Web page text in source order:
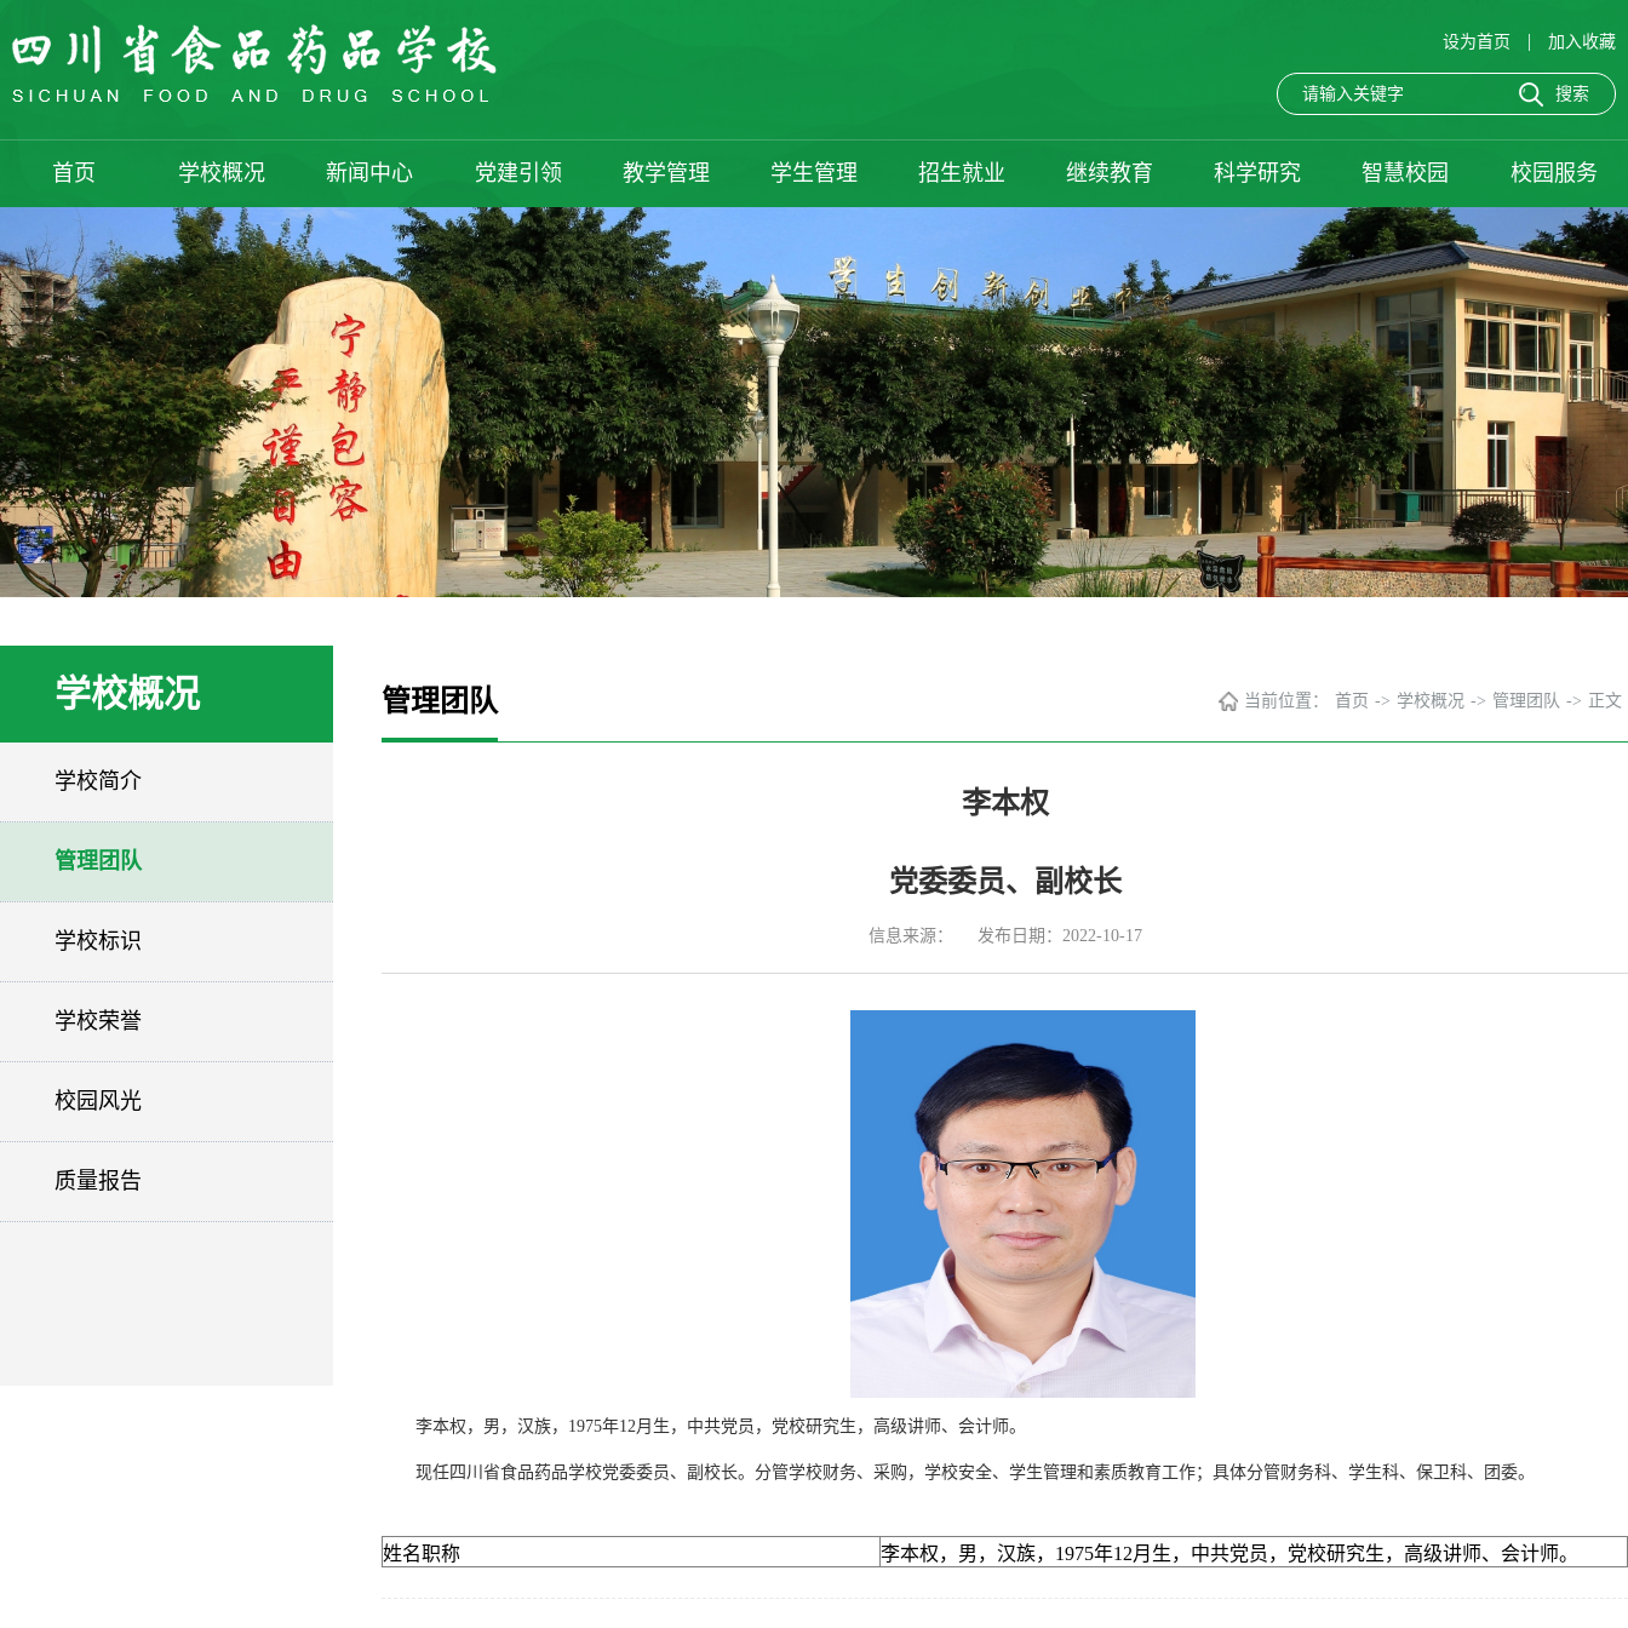
设为首页 | 加入收藏
首页 学校概况 新闻中心 党建引领 教学管理 学生管理 招生就业 继续教育 科学研究 智慧校园 校园服务
学校概况
学校简介
管理团队
学校标识
学校荣誉
校园风光
质量报告
管理团队 当前位置： 首页 -> 学校概况 -> 管理团队 -> 正文
李本权
​党委委员、副校长
信息来源： 发布日期：2022-10-17
李本权，男，汉族，1975年12月生，中共党员，党校研究生，高级讲师、会计师。
现任四川省食品药品学校党委委员、副校长。分管学校财务、采购，学校安全、学生管理和素质教育工作；具体分管财务科、学生科、保卫科、团委。
姓名职称 李本权，男，汉族，1975年12月生，中共党员，党校研究生，高级讲师、会计师。